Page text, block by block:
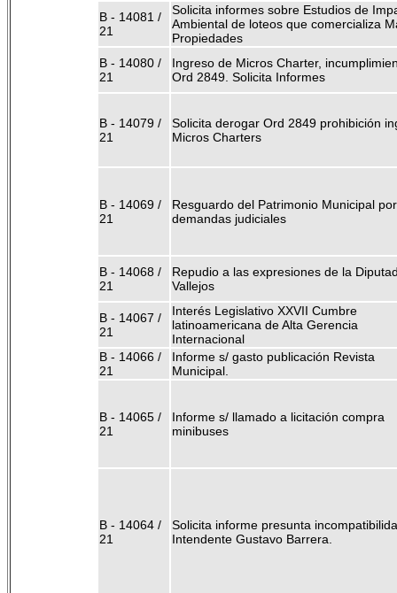
B - 14081 /
21
Solicita informes sobre Estudios de
Ambiental de loteos que comercializa
Propiedades
B - 14080 /
21
Ingreso de Micros Charter,
Ord 2849. Solicita Informes
B - 14079 /
21
Solicita derogar Ord 2849 prohibición
Micros Charters
B - 14069 /
21
Resguardo del Patrimonio Municipal por
demandas judiciales
B - 14068 /
21
Repudio a las expresiones de la
Vallejos
B - 14067 /
21
Interés Legislativo XXVII Cumbre
latinoamericana de Alta Gerencia
Internacional
B - 14066 /
21
Informe s/ gasto publicación Revista
Municipal.
B - 14065 /
21
Informe s/ llamado a licitación compra
minibuses
B - 14064 /
21
Solicita informe presunta
Intendente Gustavo Barrera.